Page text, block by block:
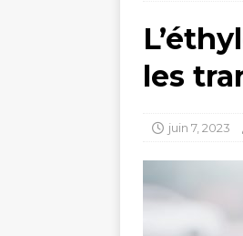
les
juin 7, 2023